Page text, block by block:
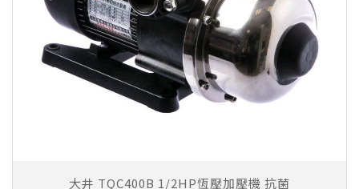
大井 TQC400B 1/2HP恆壓加壓機 抗菌